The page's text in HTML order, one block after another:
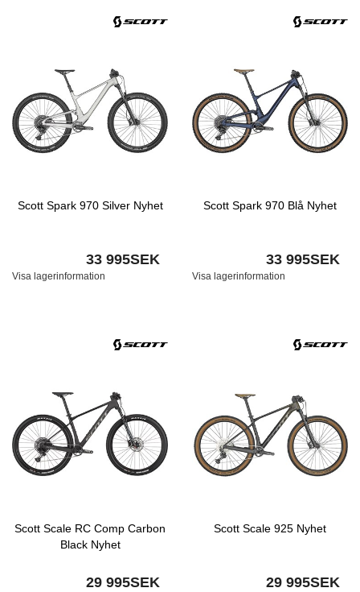
Scott Spark 970 Silver Nyhet
33 995SEK
Visa lagerinformation
Scott Spark 970 Blå Nyhet
33 995SEK
Visa lagerinformation
Scott Scale RC Comp Carbon
Black Nyhet
29 995SEK
Scott Scale 925 Nyhet
29 995SEK